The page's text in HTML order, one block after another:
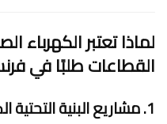
لماذا تعتبر الكهرباء
القطاعات طلبًا في
1. مشاريع البنية التحتية الكبرى